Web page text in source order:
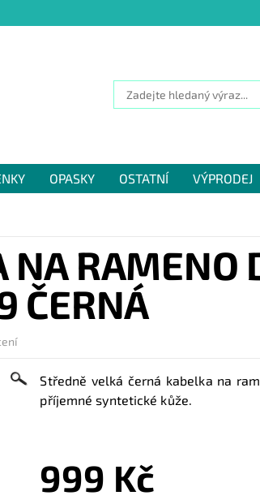
OPASKY OSTATNÍ VÝPRODEJ
NA RAMENO
ČERNÁ
Středně velká černá kabelka na
příjemné syntetické kůže.
999 Kč